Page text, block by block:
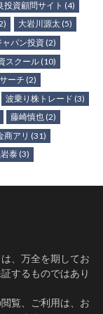
投資顧問サイト (4)
大岩川源太(5)
ャパン投資 (2)
スクール(10)
ーチ (2)
波乗り株トレード (3)
藤崎慎也(2)
商アリ (31)
泰(3)
、万全を期してお
するものではあり
覧、ご利用は、お